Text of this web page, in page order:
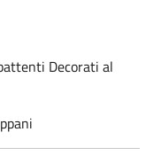
Decorati al